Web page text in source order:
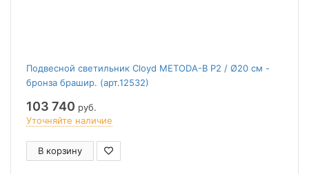
Подвесной светильник Cloyd METODA-B P2 / Ø20 см -
бронза брашир. (арт.12532)
103 740 руб.
Уточняйте наличие
В корзину